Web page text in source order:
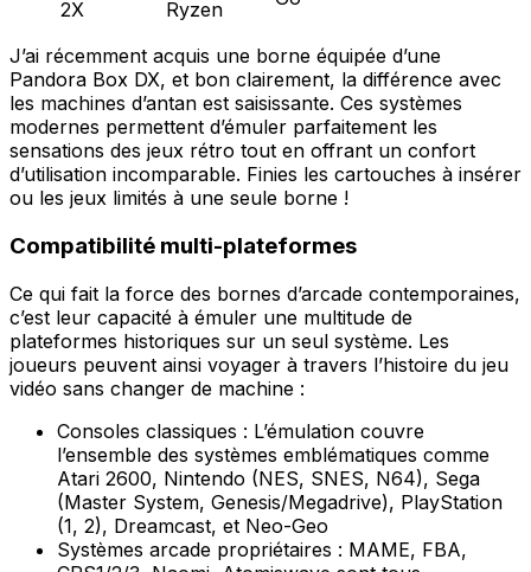
2X Ryzen
J’ai récemment acquis une borne équipée d’une
Pandora Box DX, et bon clairement, la différence avec
les machines d’antan est saisissante. Ces systèmes
modernes permettent d’émuler parfaitement les
sensations des jeux rétro tout en offrant un confort
d’utilisation incomparable. Finies les cartouches à insérer
ou les jeux limités à une seule borne !
Compatibilité multi-plateformes
Ce qui fait la force des bornes d’arcade contemporaines,
c’est leur capacité à émuler une multitude de
plateformes historiques sur un seul système. Les
joueurs peuvent ainsi voyager à travers l’histoire du jeu
vidéo sans changer de machine :
Consoles classiques : L’émulation couvre
l’ensemble des systèmes emblématiques comme
Atari 2600, Nintendo (NES, SNES, N64), Sega
(Master System, Genesis/Megadrive), PlayStation
(1, 2), Dreamcast, et Neo-Geo
Systèmes arcade propriétaires : MAME, FBA,